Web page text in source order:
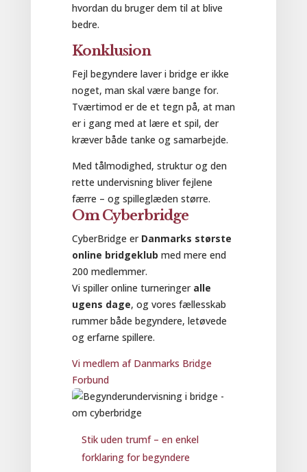
hvordan du bruger dem til at blive
bedre.
Konklusion
Fejl begyndere laver i bridge er ikke
noget, man skal være bange for.
Tværtimod er de et tegn på, at man
er i gang med at lære et spil, der
kræver både tanke og samarbejde.
Med tålmodighed, struktur og den
rette undervisning bliver fejlene
færre – og spilleglæden større.
Om Cyberbridge
CyberBridge er Danmarks største
online bridgeklub med mere end
200 medlemmer.
Vi spiller online turneringer alle
ugens dage, og vores fællesskab
rummer både begyndere, letøvede
og erfarne spillere.
Vi medlem af Danmarks Bridge
Forbund
Stik uden trumf – en enkel
forklaring for begyndere